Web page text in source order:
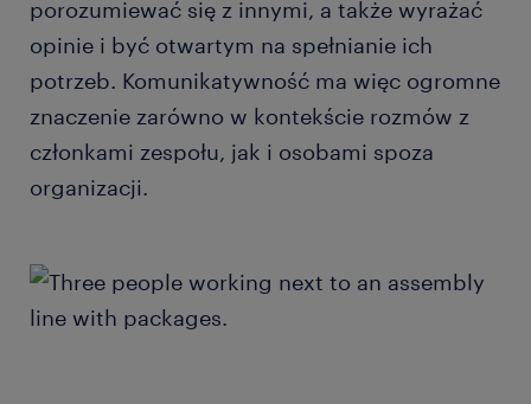
porozumiewać się z innymi, a także wyrażać
opinie i być otwartym na spełnianie ich
potrzeb. Komunikatywność ma więc ogromne
znaczenie zarówno w kontekście rozmów z
członkami zespołu, jak i osobami spoza
organizacji.